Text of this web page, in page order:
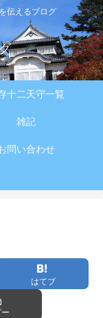
伝えるブログ
十二天守一覧
雑記
問い合わせ
はてブ